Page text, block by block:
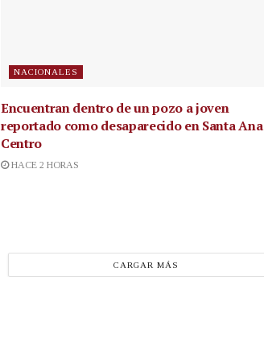
NACIONALES
Encuentran dentro de un pozo a joven
reportado como desaparecido en Santa Ana
Centro
HACE 2 HORAS
CARGAR MÁS